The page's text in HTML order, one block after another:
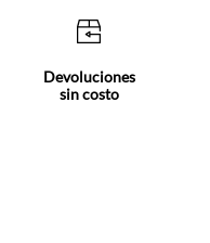
Devoluciones
sin costo